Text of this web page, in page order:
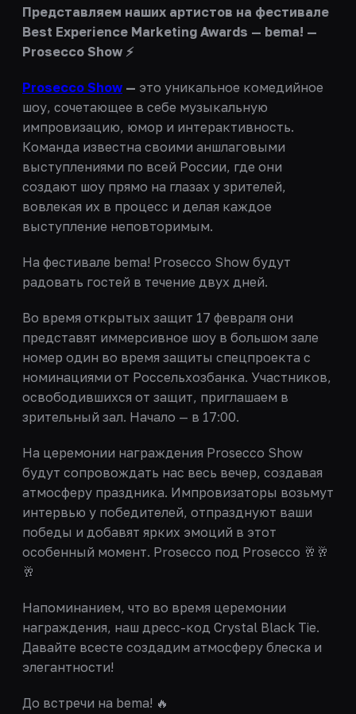
Представляем наших артистов на фестивале
Best Experience Marketing Awards — bema! —
Prosecco Show ⚡️
Prosecco Show — это уникальное комедийное
шоу, сочетающее в себе музыкальную
импровизацию, юмор и интерактивность.
Команда известна своими аншлаговыми
выступлениями по всей России, где они
создают шоу прямо на глазах у зрителей,
вовлекая их в процесс и делая каждое
выступление неповторимым.
На фестивале bema! Prosecco Show будут
радовать гостей в течение двух дней.
Во время открытых защит 17 февраля они
представят иммерсивное шоу в большом зале
номер один во время защиты спецпроекта с
номинациями от Россельхозбанка. Участников,
освободившихся от защит, приглашаем в
зрительный зал. Начало — в 17:00.
На церемонии награждения Prosecco Show
будут сопровождать нас весь вечер, создавая
атмосферу праздника. Импровизаторы возьмут
интервью у победителей, отпразднуют ваши
победы и добавят ярких эмоций в этот
особенный момент. Prosecco под Prosecco 🥂🥂
🥂
Напоминанием, что во время церемонии
награждения, наш дресс-код Crystal Black Tie.
Давайте всесте создадим атмосферу блеска и
элегантности!
До встречи на bema! 🔥